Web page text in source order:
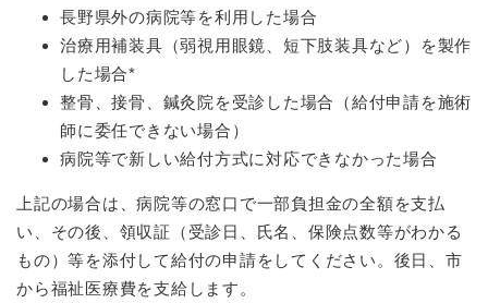
長野県外の病院等を利用した場合
治療用補装具（弱視用眼鏡、短下肢装具など）を製作
した場合*
整骨、接骨、鍼灸院を受診した場合（給付申請を施術
師に委任できない場合）
病院等で新しい給付方式に対応できなかった場合
上記の場合は、病院等の窓口で一部負担金の全額を支払
い、その後、領収証（受診日、氏名、保険点数等がわかる
もの）等を添付して給付の申請をしてください。後日、市
から福祉医療費を支給します。